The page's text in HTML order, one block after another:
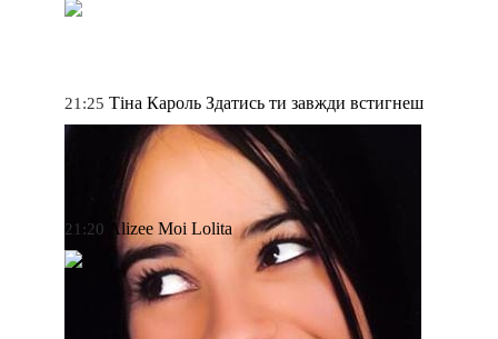
21:25 Тіна Кароль Здатись ти завжди встигнеш
21:20 Alizee Moi Lolita